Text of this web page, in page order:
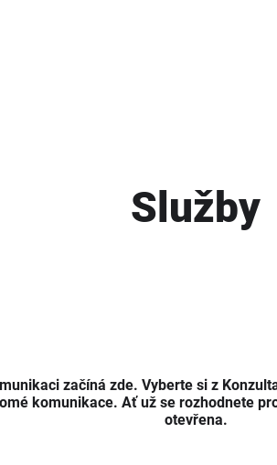
Služby
začíná zde. Vyberte si z
komunikace. Ať už se rozhodnete
otevřena.